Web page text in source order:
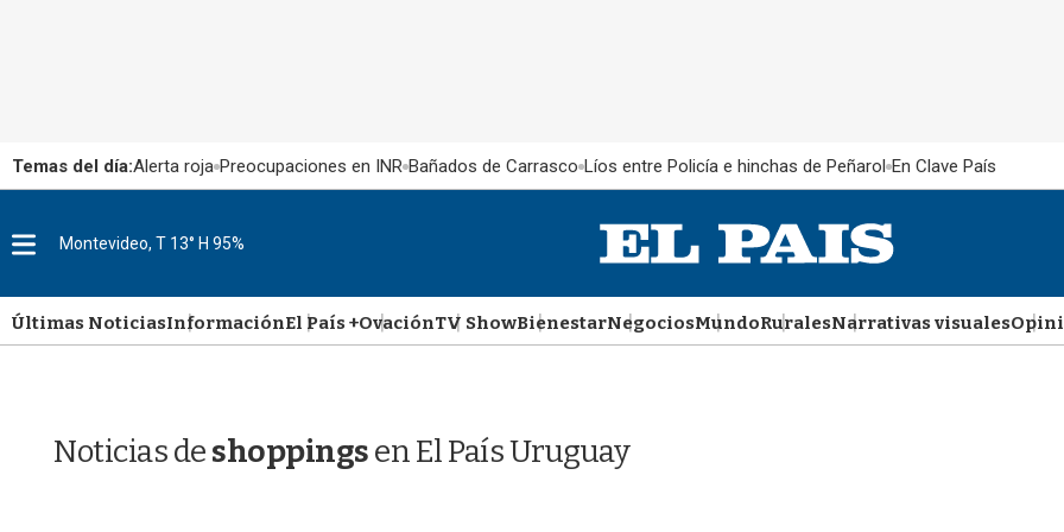
Temas del día:Alerta roja Preocupaciones en INR Bañados de Carrasco Líos entre Policía e hinchas de Peñarol En Clave País
M
u
Montevideo, T 13° H 95%
Últimas NoticiasInformaciónEl País +OvaciónTV ShowBienestarNegociosMundoRuralesNarrativas visuales
Noticias deshoppingsen El País Uruguay